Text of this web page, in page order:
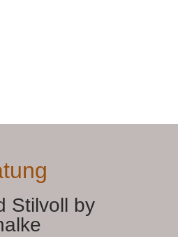
Stilvoll by